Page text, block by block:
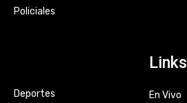
Policiales
Deportes
Links
En Vivo